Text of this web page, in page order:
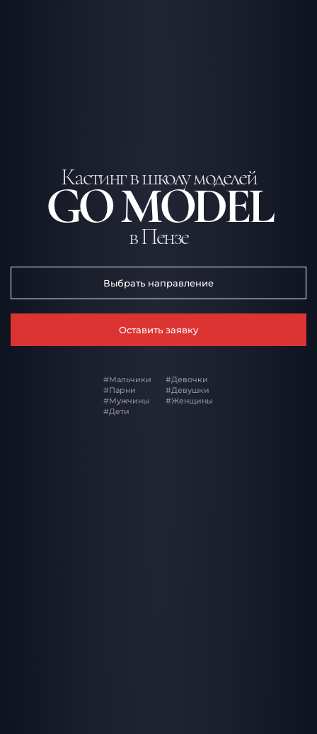
Кастинг в школу моделей
GO MODEL
в Пензе
Выбрать направление
Оставить заявку
#Мальчики
#Парни
#Мужчины
#Дети
#Девочки
#Девушки
#Женщины